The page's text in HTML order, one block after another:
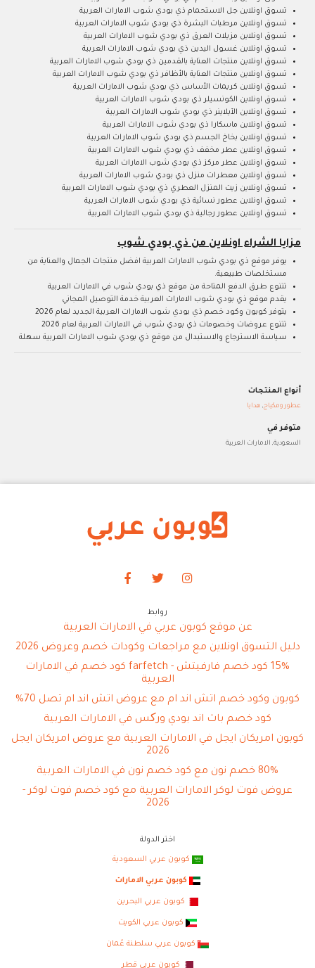
تسوق اونلاين جل الاستحمام ذي بودي شوب الامارات العربية
تسوق اونلاين مرطبات البشرة ذي بودي شوب الامارات العربية
تسوق اونلاين مزيلات العرق ذي بودي شوب الامارات العربية
تسوق اونلاين غسول اليدين ذي بودي شوب الامارات العربية
تسوق اونلاين منتجات العناية بالقدمين ذي بودي شوب الامارات العربية
تسوق اونلاين منتجات العناية بالأظافر ذي بودي شوب الامارات العربية
تسوق اونلاين كريمات الأساس ذي بودي شوب الامارات العربية
تسوق اونلاين الكونسيلر ذي بودي شوب الامارات العربية
تسوق اونلاين الآيلاينر ذي بودي شوب الامارات العربية
تسوق اونلاين ماسكارا ذي بودي شوب الامارات العربية
تسوق اونلاين بخاخ الجسم ذي بودي شوب الامارات العربية
تسوق اونلاين عطر مخفف ذي بودي شوب الامارات العربية
تسوق اونلاين عطر مركز ذي بودي شوب الامارات العربية
تسوق اونلاين معطرات منزل ذي بودي شوب الامارات العربية
تسوق اونلاين زيت المنزل العطري ذي بودي شوب الامارات العربية
تسوق اونلاين عطور نسائية ذي بودي شوب الامارات العربية
تسوق اونلاين عطور رجالية ذي بودي شوب الامارات العربية
مزايا الشراء اونلاين من ذي بودي شوب
يوفر موقع ذي بودي شوب الامارات العربية افضل منتجات الجمال والعناية من
مستخلصات طبيعية.
تتنوع طرق الدفع المتاحة من موقع ذي بودي شوب في الامارات العربية
يقدم موقع ذي بودي شوب الامارات العربية خدمة التوصيل المجاني
يتوفر كوبون وكود خصم ذي بودي شوب الامارات العربية الجديد لعام 2026
تتنوع عروضات وخصومات ذي بودي شوب في الامارات العربية لعام 2026
سياسة الاسترجاع والاستبدال من موقع ذي بودي شوب الامارات العربية سهلة
أنواع المنتجات
عطور ومكياج, هدايا
متوفر في
السعودية, الامارات العربية
روابط
عن موقع كوبون عربي في الامارات العربية
دليل التسوق اونلاين مع مراجعات وكودات خصم وعروض 2026
15% كود خصم فارفيتش - farfetch كود خصم في الامارات
العربية
كوبون وكود خصم اتش اند ام مع عروض اتش اند ام تصل 70%
كود خصم باث اند بودي ورکس في الامارات العربية
كوبون امريكان ايجل في الامارات العربية مع عروض امريكان ايجل
2026
80% خصم نون مع كود خصم نون في الامارات العربية
عروض فوت لوكر الامارات العربية مع كود خصم فوت لوكر -
2026
اختر الدولة
كوبون عربي السعودية
كوبون عربي الامارات
كوبون عربي البحرين
كوبون عربي الكويت
كوبون عربي سلطنة عُمان
كوبون عربي قطر